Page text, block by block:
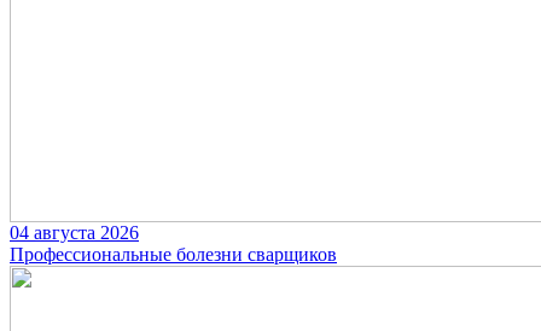
04 августа 2026
Профессиональные болезни сварщиков